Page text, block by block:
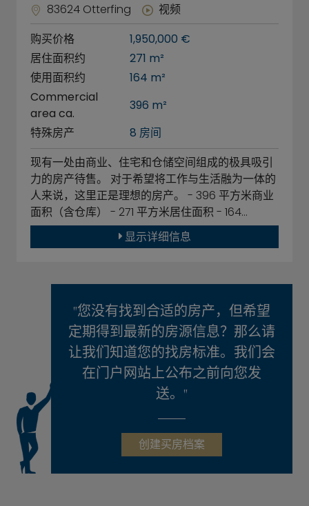
83624 Otterfing
视频
购买价格
1,950,000 €
居住面积约
271 m²
使用面积约
164 m²
Commercial
area ca.
396 m²
特殊房产
8 房间
现有一处由商业、住宅和仓储空间组成的极具吸引
力的房产待售。 对于希望将工作与生活融为一体的
人来说，这里正是理想的房产。 - 396 平方米商业
面积（含仓库） - 271 平方米居住面积 - 164…
显示详细信息
"您没有找到合适的房产，但希望
定期得到最新的房源信息？那么请
让我们知道您的找房标准。我们会
在门户网站上公布之前向您发
送。"
创建买房档案